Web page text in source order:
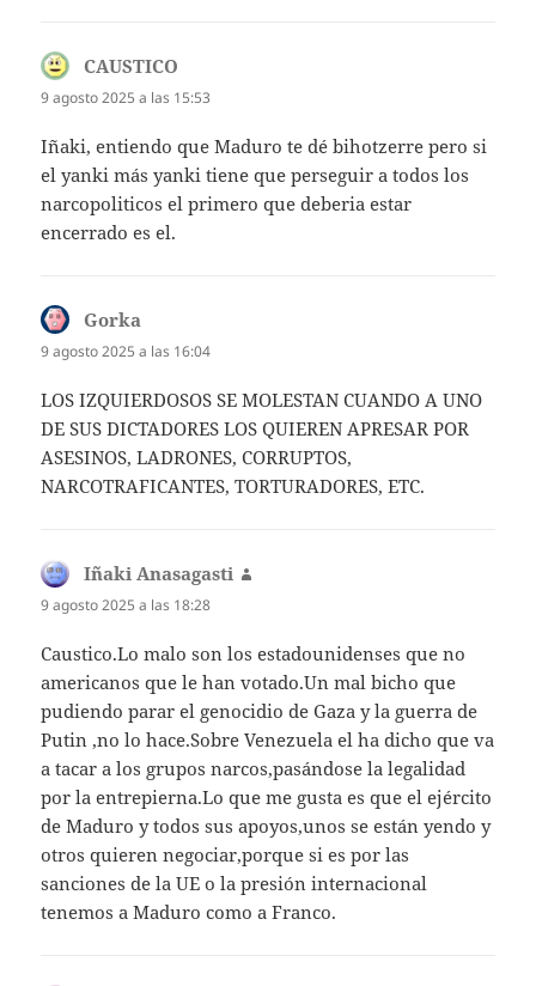
CAUSTICO
9 agosto 2025 a las 15:53
Iñaki, entiendo que Maduro te dé bihotzerre pero si
el yanki más yanki tiene que perseguir a todos los
narcopoliticos el primero que deberia estar
encerrado es el.
Gorka
9 agosto 2025 a las 16:04
LOS IZQUIERDOSOS SE MOLESTAN CUANDO A UNO
DE SUS DICTADORES LOS QUIEREN APRESAR POR
ASESINOS, LADRONES, CORRUPTOS,
NARCOTRAFICANTES, TORTURADORES, ETC.
Iñaki Anasagasti
9 agosto 2025 a las 18:28
Caustico.Lo malo son los estadounidenses que no
americanos que le han votado.Un mal bicho que
pudiendo parar el genocidio de Gaza y la guerra de
Putin ,no lo hace.Sobre Venezuela el ha dicho que va
a tacar a los grupos narcos,pasándose la legalidad
por la entrepierna.Lo que me gusta es que el ejército
de Maduro y todos sus apoyos,unos se están yendo y
otros quieren negociar,porque si es por las
sanciones de la UE o la presión internacional
tenemos a Maduro como a Franco.